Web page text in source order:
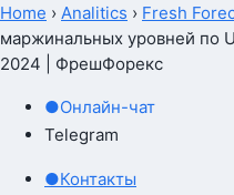
Home › Analitics › Fresh
маржинальных уровней по
2024 | ФрешФорекс
●Онлайн-чат
Telegram
●Контакты